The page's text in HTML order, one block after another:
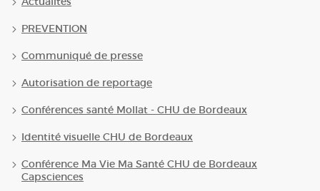
PREVENTION
Communiqué de presse
Autorisation de reportage
Conférences santé Mollat - CHU de Bordeaux
Identité visuelle CHU de Bordeaux
Conférence Ma Vie Ma Santé CHU de Bordeaux
Capsciences